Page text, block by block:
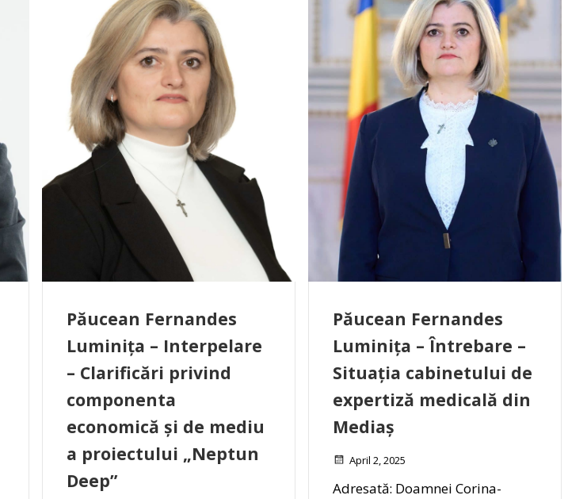
Păucean Fernandes
Luminița – Interpelare
– Clarificări privind
componenta
economică și de mediu
a proiectului „Neptun
Deep”
Păucean Fernandes
Luminița – Întrebare –
Situația cabinetului de
expertiză medicală din
Mediaș
April 2, 2025
Adresată: Doamnei Corina-